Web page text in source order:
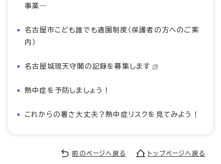
事業―
名古屋市こども誰でも通園制度（保護者の方へのご案
内）
名古屋城現天守閣の記録を募集します
熱中症を予防しましょう！
これからの暑さ大丈夫？熱中症リスクを見てみよう！
前のページへ戻る トップページへ戻る